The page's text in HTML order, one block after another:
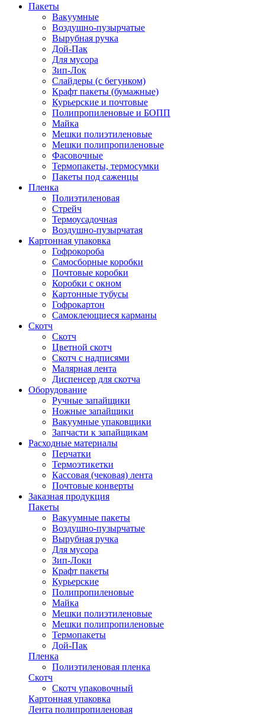
Пакеты
Вакуумные
Воздушно-пузырчатые
Вырубная ручка
Дой-Пак
Для мусора
Зип-Лок
Слайдеры (с бегунком)
Крафт пакеты (бумажные)
Курьерские и почтовые
Полипропиленовые и БОПП
Майка
Мешки полиэтиленовые
Мешки полипропиленовые
Фасовочные
Термопакеты, термосумки
Пакеты под саженцы
Пленка
Полиэтиленовая
Стрейч
Термоусадочная
Воздушно-пузырчатая
Картонная упаковка
Гофрокороба
Самосборные коробки
Почтовые коробки
Коробки с окном
Картонные тубусы
Гофрокартон
Самоклеющиеся карманы
Скотч
Скотч
Цветной скотч
Скотч с надписями
Малярная лента
Диспенсер для скотча
Оборудование
Ручные запайщики
Ножные запайщики
Вакуумные упаковщики
Запчасти к запайщикам
Расходные материалы
Перчатки
Термоэтикетки
Кассовая (чековая) лента
Почтовые конверты
Заказная продукция
Пакеты
Вакуумные пакеты
Воздушно-пузырчатые
Вырубная ручка
Для мусора
Зип-Локи
Крафт пакеты
Курьерские
Полипропиленовые
Майка
Мешки полиэтиленовые
Мешки полипропиленовые
Термопакеты
Дой-Пак
Пленка
Полиэтиленовая пленка
Скотч
Скотч упаковочный
Картонная упаковка
Лента полипропиленовая